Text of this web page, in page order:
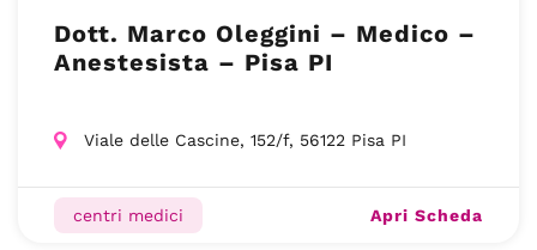
Dott. Marco Oleggini – Medico –
Anestesista – Pisa PI
Viale delle Cascine, 152/f, 56122 Pisa PI
centri medici Apri Scheda